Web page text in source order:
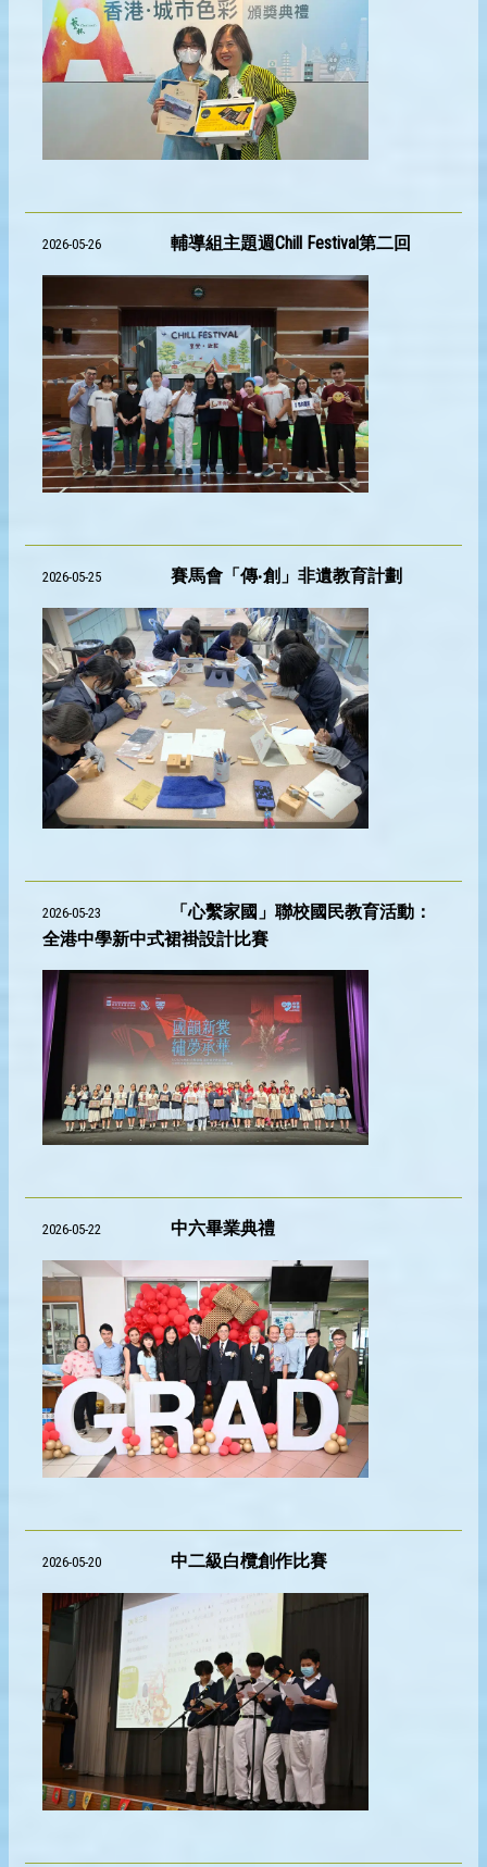
2026-05-26 輔導組主題週Chill Festival第二回
2026-05-25 賽馬會「傳‧創」非遺教育計劃
2026-05-23
「心繫家國」聯校國民教育活動：
全港中學新中式裙褂設計比賽
2026-05-22 中六畢業典禮
2026-05-20 中二級白欖創作比賽